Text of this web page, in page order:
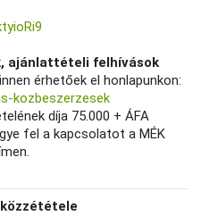
ajánlattételi felhívások
érhetőek el honlapunkon:
kozbeszerzesek
díja 75.000 + ÁFA
fel a kapcsolatot a MÉK